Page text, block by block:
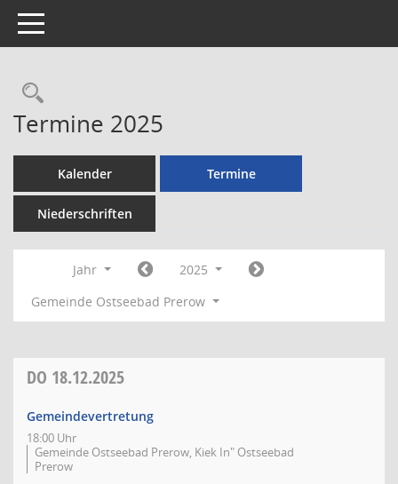
Toggle navigation
Rechercheauswahl
Termine 2025
Kalender Termine
Niederschriften
Jahr
2025
Gemeinde Ostseebad Prerow
DO 18.12.2025
Gemeindevertretung
18:00 Uhr
Gemeinde Ostseebad Prerow, Kiek In" Ostseebad
Prerow